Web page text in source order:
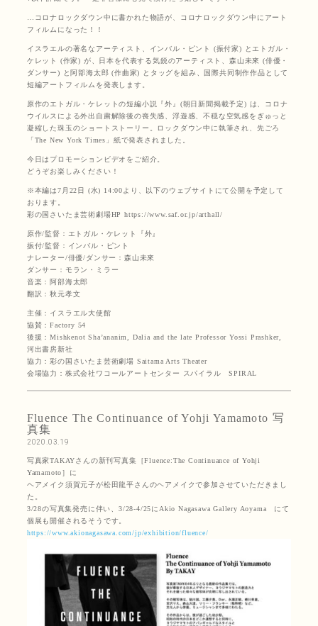
…コロナロックダウン中に書かれた物語が、コロナロックダウン中にアート
フィルムになった！！
イスラエルの著名なアーティスト、インバル・ピント (振付家) とエトガル・
ケレット (作家) が、日本を代表する気鋭のアーティスト、森山未來 (俳優・
ダンサー) と阿部海太郎 (作曲家) とタッグを組み、国際共同制作作品として
短編アートフィルムを発表します。
原作のエトガル・ケレットの短編小説『外』(朝日新聞掲載予定) は、コロナ
ウイルスによる外出自粛解除後の喪失感、浮遊感、不穏な空気感をぎゅっと
凝縮した珠玉のショートストーリー。ロックダウン中に執筆され、先ごろ
「The New York Times」紙で発表されました。
今日はプロモーションビデオをご紹介。
どうぞお楽しみください！
※本編は7月22日 (水) 14:00より、以下のウェブサイトにて公開を予定して
おります。
彩の国さいたま芸術劇場HP https://www.saf.or.jp/arthall/
原作/監督：エトガル・ケレット『外』
振付/監督：インバル・ピント
ナレーター/俳優/ダンサー：森山未來
ダンサー：モラン・ミラー
音楽：阿部海太郎
翻訳：秋元孝文
主催：イスラエル大使館
協賛：Factory 54
後援：Mishkenot Sha’ananim, Dalia and the late Professor Yossi Prashker,
河出書房新社
協力：彩の国さいたま芸術劇場 Saitama Arts Theater
会場協力：株式会社ワコールアートセンター スパイラル SPIRAL
Fluence The Continuance of Yohji Yamamoto 写
真集
2020.03.19
写真家TAKAYさんの新刊写真集［Fluence:The Continuance of Yohji
Yamamoto］に
ヘアメイク須賀元子が松田龍平さんのヘアメイクで参加させていただきまし
た。
3/28の写真集発売に伴い、3/28-4/25にAkio Nagasawa Gallery Aoyama にて
個展も開催されるそうです。
https://www.akionagasawa.com/jp/exhibition/fluence/